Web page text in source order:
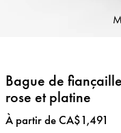
Bague de
rose et platine
Prix:
À partir de CA$1,491